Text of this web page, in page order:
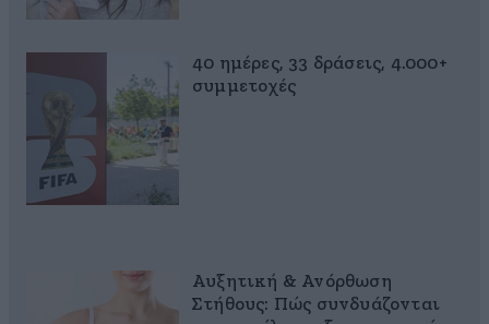
40 ημέρες, 33 δράσεις, 4.000+
συμμετοχές
Αυξητική & Ανόρθωση
Στήθους: Πώς συνδυάζονται